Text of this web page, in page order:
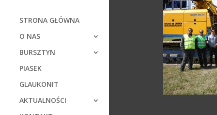
STRONA GŁÓWNA
O NAS
BURSZTYN
PIASEK
GLAUKONIT
AKTUALNOŚCI